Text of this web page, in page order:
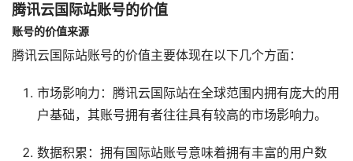
腾讯云国际站账号的价值
账号的价值来源
腾讯云国际站账号的价值主要体现在以下几个方面：
市场影响力：腾讯云国际站在全球范围内拥有庞大的用
户基础，其账号拥有者往往具有较高的市场影响力。
数据积累：拥有国际站账号意味着拥有丰富的用户数